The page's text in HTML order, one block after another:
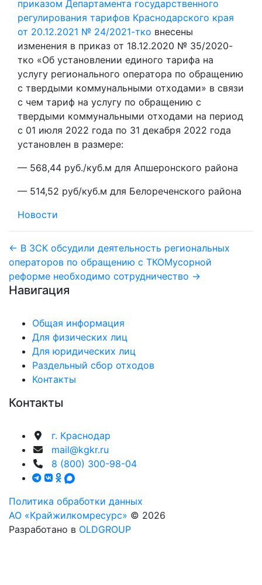
приказом Департамента государственного
регулирования тарифов Краснодарского края
от 20.12.2021 № 24/2021-тко внесены
изменения в приказ от 18.12.2020 № 35/2020-
тко «Об установлении единого тарифа на
услугу регионального оператора по обращению
с твердыми коммунальными отходами» в связи
с чем тариф на услугу по обращению с
твердыми коммунальными отходами на период
с 01 июля 2022 года по 31 декабря 2022 года
установлен в размере:
— 568,44 руб./куб.м для Апшеронского района
— 514,52 руб/куб.м для Белореченского района
Новости
Навигация
по
записям
← В ЗСК обсудили деятельность региональных
операторов по обращению с ТКОМусорной
реформе необходимо сотрудничество →
Навигация
Общая информация
Для физических лиц
Для юридических лиц
Раздельный сбор отходов
Контакты
Контакты
г. Краснодар
mail@kgkr.ru
8 (800) 300-98-04
Политика обработки данных
АО «Крайжилкомресурс» © 2026
Разработано в OLDGROUP